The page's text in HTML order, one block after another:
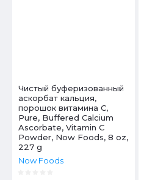
Чистый буферизованный
аскорбат кальция,
порошок витамина С,
Pure, Buffered Calcium
Ascorbate, Vitamin C
Powder, Now Foods, 8 oz,
227 g
Now Foods